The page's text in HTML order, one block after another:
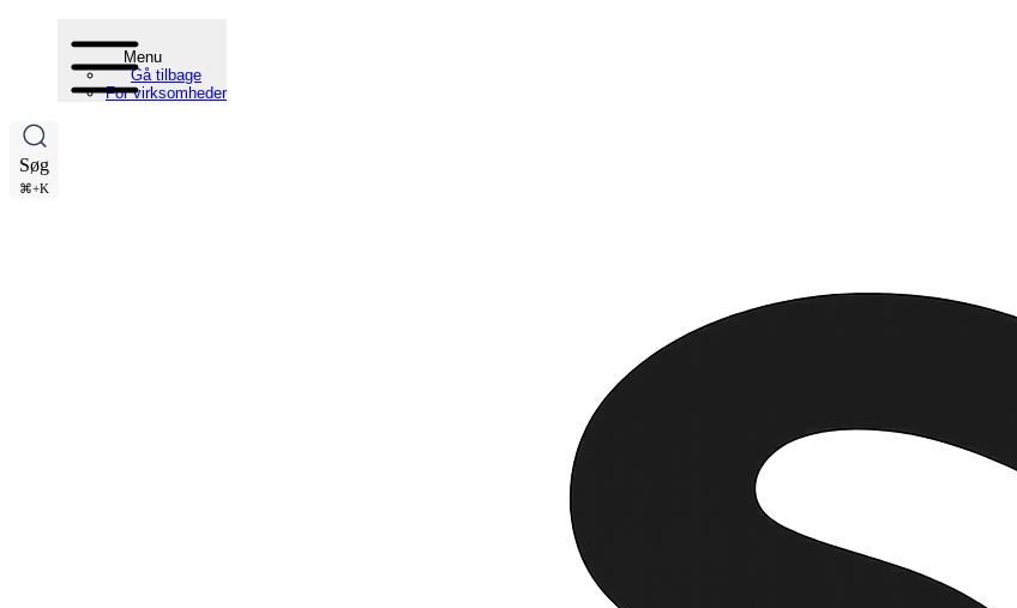
Menu
Gå tilbage
For virksomheder
Søg
⌘+K